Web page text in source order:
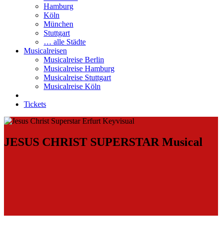
Hamburg
Köln
München
Stuttgart
… alle Städte
Musicalreisen
Musicalreise Berlin
Musicalreise Hamburg
Musicalreise Stuttgart
Musicalreise Köln
Tickets
JESUS CHRIST SUPERSTAR Musical